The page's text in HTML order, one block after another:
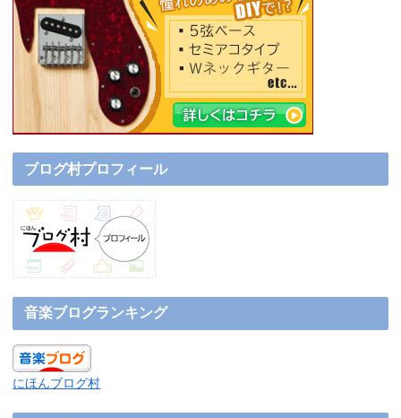
ブログ村プロフィール
音楽ブログランキング
にほんブログ村